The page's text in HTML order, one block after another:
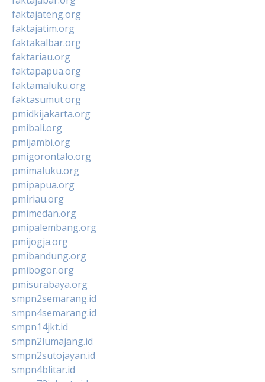
faktajateng.org
faktajatim.org
faktakalbar.org
faktariau.org
faktapapua.org
faktamaluku.org
faktasumut.org
pmidkijakarta.org
pmibali.org
pmijambi.org
pmigorontalo.org
pmimaluku.org
pmipapua.org
pmiriau.org
pmimedan.org
pmipalembang.org
pmijogja.org
pmibandung.org
pmibogor.org
pmisurabaya.org
smpn2semarang.id
smpn4semarang.id
smpn14jkt.id
smpn2lumajang.id
smpn2sutojayan.id
smpn4blitar.id